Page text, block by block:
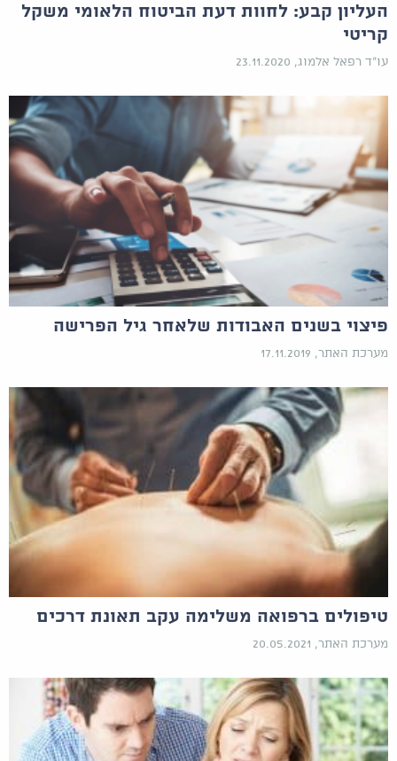
העליון קבע: לחוות דעת הביטוח הלאומי משקל
קריטי
עו"ד רפאל אלמוג, 23.11.2020
פיצוי בשנים האבודות שלאחר גיל הפרישה
מערכת האתר, 17.11.2019
טיפולים ברפואה משלימה עקב תאונת דרכים
מערכת האתר, 20.05.2021